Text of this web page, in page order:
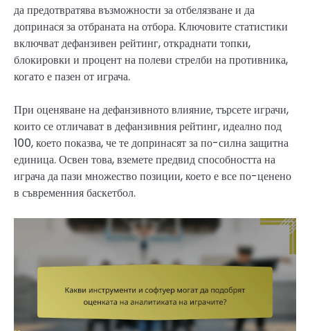
да предотвратява възможности за отбелязване и да
допринася за отбраната на отбора. Ключовите статистики
включват дефанзивен рейтинг, откраднати топки,
блокировки и процент на полеви стрелби на противника,
когато е пазен от играча.
При оценяване на дефанзивното влияние, търсете играчи,
които се отличават в дефанзивния рейтинг, идеално под
100, което показва, че те допринасят за по-силна защитна
единица. Освен това, вземете предвид способността на
играча да пази множество позиции, което е все по-ценено
в съвременния баскетбол.